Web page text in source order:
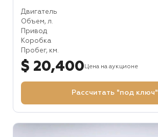
Двигатель
Объем, л.
Привод
Коробка
Пробег, км.
$ 20,400 Цена на аукционе
Рассчитать "под ключ"